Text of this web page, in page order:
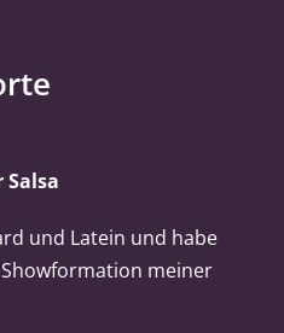
und Latein und habe
meiner